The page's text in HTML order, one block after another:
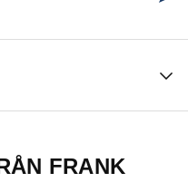
FRANK